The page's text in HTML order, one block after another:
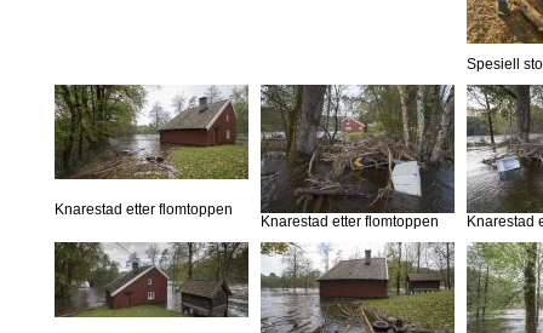
Spesiell
Knarestad etter flomtoppen
Knarestad etter flomtoppen Knarestad